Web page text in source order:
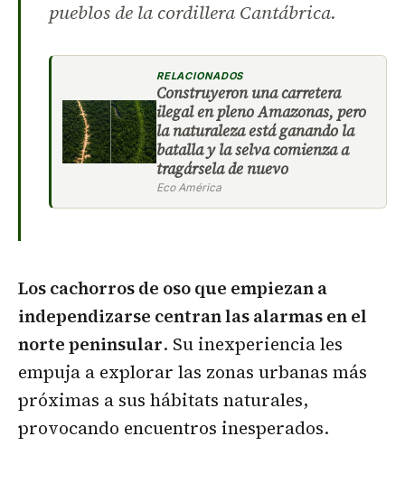
pueblos de la cordillera Cantábrica.
RELACIONADOS
Construyeron una carretera
ilegal en pleno Amazonas, pero
la naturaleza está ganando la
batalla y la selva comienza a
tragársela de nuevo
Eco América
Los cachorros de oso que empiezan a
independizarse centran las alarmas en el
norte peninsular. Su inexperiencia les
empuja a explorar las zonas urbanas más
próximas a sus hábitats naturales,
provocando encuentros inesperados.